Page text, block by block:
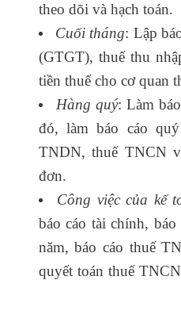
theo dõi và hạch toán.
Cuối tháng: Lập
(GTGT), thuế thu
tiền thuế cho cơ quan
Hàng quý: Làm
đó, làm báo cáo
TNDN, thuế TNCN
đơn.
Công việc của kế
báo cáo tài chính,
năm, báo cáo thuế
quyết toán thuế